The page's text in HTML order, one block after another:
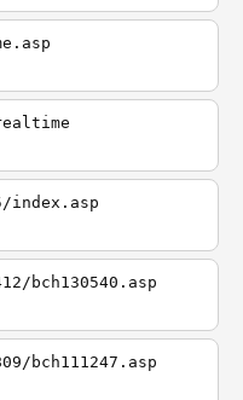
index.asp
bch130540.asp
bch111247.asp